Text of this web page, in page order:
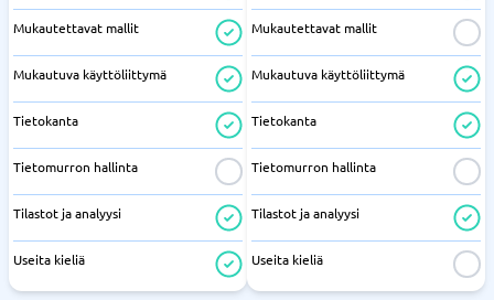
Mukautettavat mallit
Mukautuva käyttöliittymä
Tietokanta
Tietomurron hallinta
Tilastot ja analyysi
Useita kieliä
Mukautettavat mallit
Mukautuva käyttöliittymä
Tietokanta
Tietomurron hallinta
Tilastot ja analyysi
Useita kieliä